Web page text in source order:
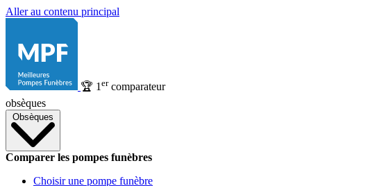
Aller au contenu principal
🏆 1 ercomparateur
obsèques
Obsèques
Comparer les pompes funèbres
Choisir une pompe funèbre